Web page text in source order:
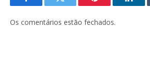
FacebookTwitter Pinterest O
Os comentários estão fechados.